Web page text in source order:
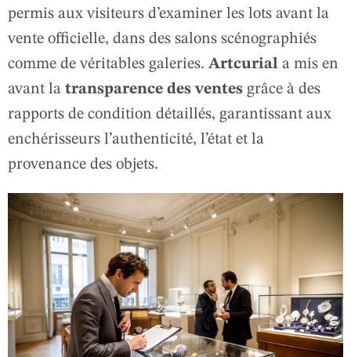
permis aux visiteurs d’examiner les lots avant la
vente officielle, dans des salons scénographiés
comme de véritables galeries. Artcurial a mis en
avant la transparence des ventes grâce à des
rapports de condition détaillés, garantissant aux
enchérisseurs l’authenticité, l’état et la
provenance des objets.